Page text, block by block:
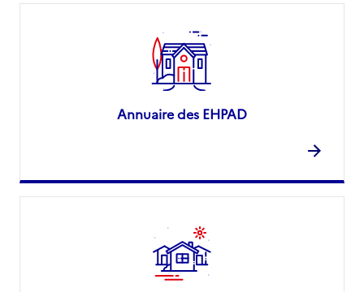
Annuaire des EHPAD